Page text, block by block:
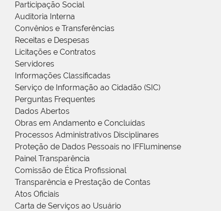
Participação Social
Auditoria Interna
Convênios e Transferências
Receitas e Despesas
Licitações e Contratos
Servidores
Informações Classificadas
Serviço de Informação ao Cidadão (SIC)
Perguntas Frequentes
Dados Abertos
Obras em Andamento e Concluídas
Processos Administrativos Disciplinares
Proteção de Dados Pessoais no IFFluminense
Painel Transparência
Comissão de Ética Profissional
Transparência e Prestação de Contas
Atos Oficiais
Carta de Serviços ao Usuário